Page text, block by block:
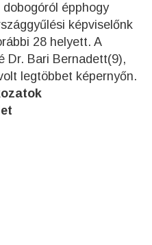
épphogy
képviselőnk
28 helyett. A
Dr. Bari Bernadett(9),
legtöbbet képernyőn.